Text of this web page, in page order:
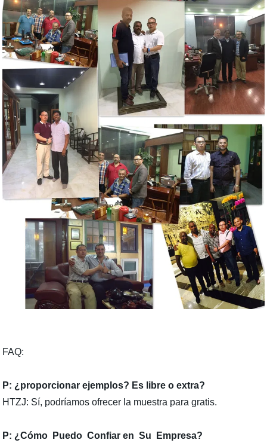
FAQ:
P: ¿proporcionar ejemplos? Es libre o extra?
HTZJ: Sí, podríamos ofrecer la muestra para gratis.
P: ¿Cómo Puedo Confiar en Su Empresa?